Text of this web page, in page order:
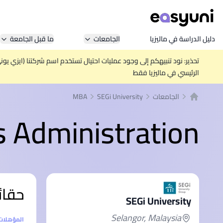
دليل الدراسة في ماليزيا الجامعات ما قبل الجامعة
تحذير: نود تنبيهكم إلى وجود عمليات احتيال تستخدم اسم شركتنا (ايزي
الرئيسي في ماليزيا فقط
الجامعات SEGi University
MBA
Administration
SEGi University
Selangor, Malaysia